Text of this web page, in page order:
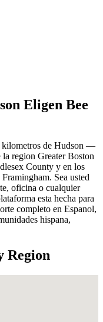
Eligen Bee
de Hudson —
la region Greater Boston
County y en los
Sea usted
oficina o cualquier
esta hecha para
completo en Espanol,
hispana,
Region